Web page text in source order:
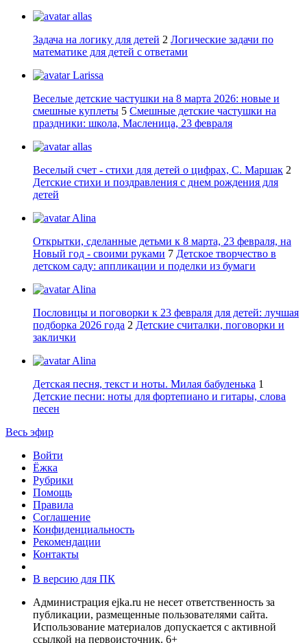
allas
Задача на логику для детей 2 Логические задачи по
математике для детей с ответами
Larissa
Веселые детские частушки на 8 марта 2026: новые и
смешные куплеты 5 Смешные детские частушки на
праздники: школа, Масленица, 23 февраля
allas
Веселый счет - стихи для детей о цифрах, С. Маршак 2
Детские стихи и поздравления с днем рождения для
детей
Alina
Открытки, сделанные детьми к 8 марта, 23 февраля, на
Новый год - своими руками 7 Детское творчество в
детском саду: аппликации и поделки из бумаги
Alina
Пословицы и поговорки к 23 февраля для детей: лучшая
подборка 2026 года 2 Детские считалки, поговорки и
заклички
Alina
Детская песня, текст и ноты. Милая бабуленька 1
Детские песни: ноты для фортепиано и гитары, слова
песен
Весь эфир
Войти
Ёжка
Рубрики
Помощь
Правила
Соглашение
Конфиденциальность
Рекомендации
Контакты
В версию для ПК
Администрация ejka.ru не несет ответственность за
публикации, размещенные пользователями сайта.
Использование материалов допускается с активной
ссылкой на первоисточник. 6+